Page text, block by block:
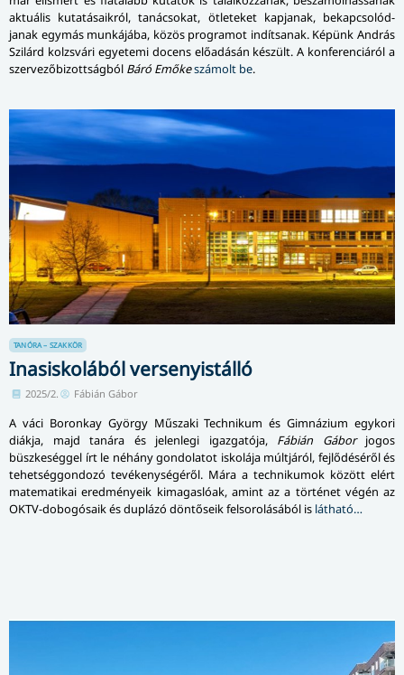
aktuális kutatásaikról, tanácsokat, ötleteket kapjanak, bekap­cso­lód­
janak egymás munkájába, közös programot indítsanak. Képünk András
Szilárd kolzsvári egyetemi docens előadásán készült. A konferenciáról a
szervezőbizottságból Báró Emőkeszámolt be.
TANÓRA – SZAKKÖR
Inasiskolából versenyistálló
2025/2. Fábián Gábor
A váci Boronkay György Műszaki Technikum és Gimnázium egykori
diákja, majd tanára és jelenlegi igazgatója, Fábián Gáborjogos
büszkeséggel írt le néhány gondolatot iskolája múltjáról, fejlődéséről és
tehetséggondozó tevékenységéről. Mára a technikumok között elért
matematikai eredményeik kimagaslóak, amint az a történet végén az
OKTV-dobogósaik és duplázó döntőseik felsorolásából is látható…